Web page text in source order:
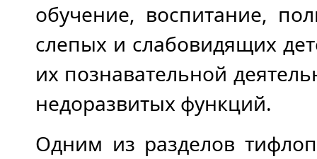
обучение, воспитание,
слепых и слабовидящих
их познавательной
недоразвитых функций.
Одним из разделов